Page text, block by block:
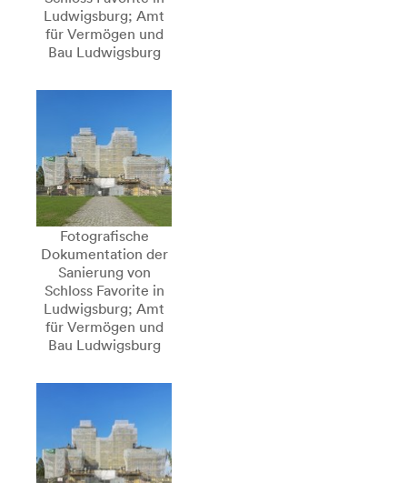
Ludwigsburg; Amt
für Vermögen und
Bau Ludwigsburg
Fotografische
Dokumentation der
Sanierung von
Schloss Favorite in
Ludwigsburg; Amt
für Vermögen und
Bau Ludwigsburg